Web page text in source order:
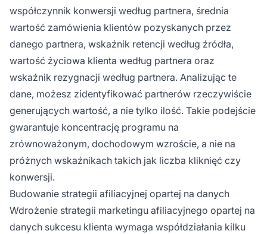
współczynnik konwersji według partnera, średnia
wartość zamówienia klientów pozyskanych przez
danego partnera, wskaźnik retencji według źródła,
wartość życiowa klienta według partnera oraz
wskaźnik rezygnacji według partnera. Analizując te
dane, możesz zidentyfikować partnerów rzeczywiście
generujących wartość, a nie tylko ilość. Takie podejście
gwarantuje koncentrację programu na
zrównoważonym, dochodowym wzroście, a nie na
próżnych wskaźnikach takich jak liczba kliknięć czy
konwersji.
Budowanie strategii afiliacyjnej opartej na danych
Wdrożenie strategii marketingu afiliacyjnego opartej na
danych sukcesu klienta wymaga współdziałania kilku